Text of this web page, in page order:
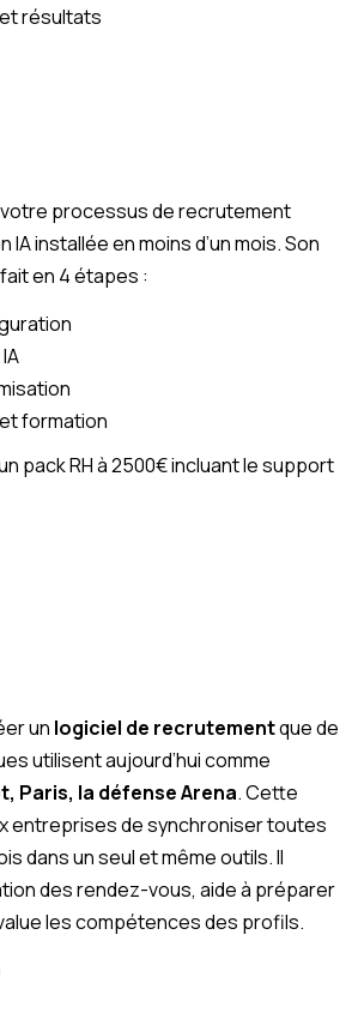
résultats
processus de recrutement
IA installée en moins d’un mois. Son
en 4 étapes :
formation
pack RH à 2500€ incluant le support
un logiciel de recrutementque de
utilisent aujourd’hui comme
Paris, la défense Arena. Cette
entreprises de synchroniser toutes
dans un seul et même outils. Il
des rendez-vous, aide à préparer
les compétences des profils.